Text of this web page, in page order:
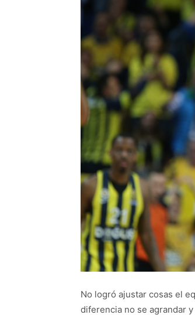
No logró ajustar cosas el
diferencia no se agrandar